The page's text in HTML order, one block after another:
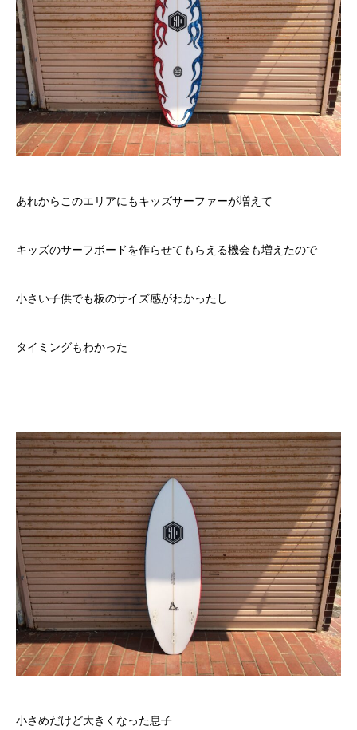
あれからこのエリアにもキッズサーファーが増えて
キッズのサーフボードを作らせてもらえる機会も増えたので
小さい子供でも板のサイズ感がわかったし
タイミングもわかった
小さめだけど大きくなった息子